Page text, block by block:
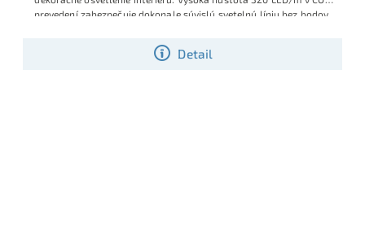
Detail
prevedení zabezpečuje dokonale súvislú svetelnú líniu bez bodov,
minimálnym úbytkom napätia.